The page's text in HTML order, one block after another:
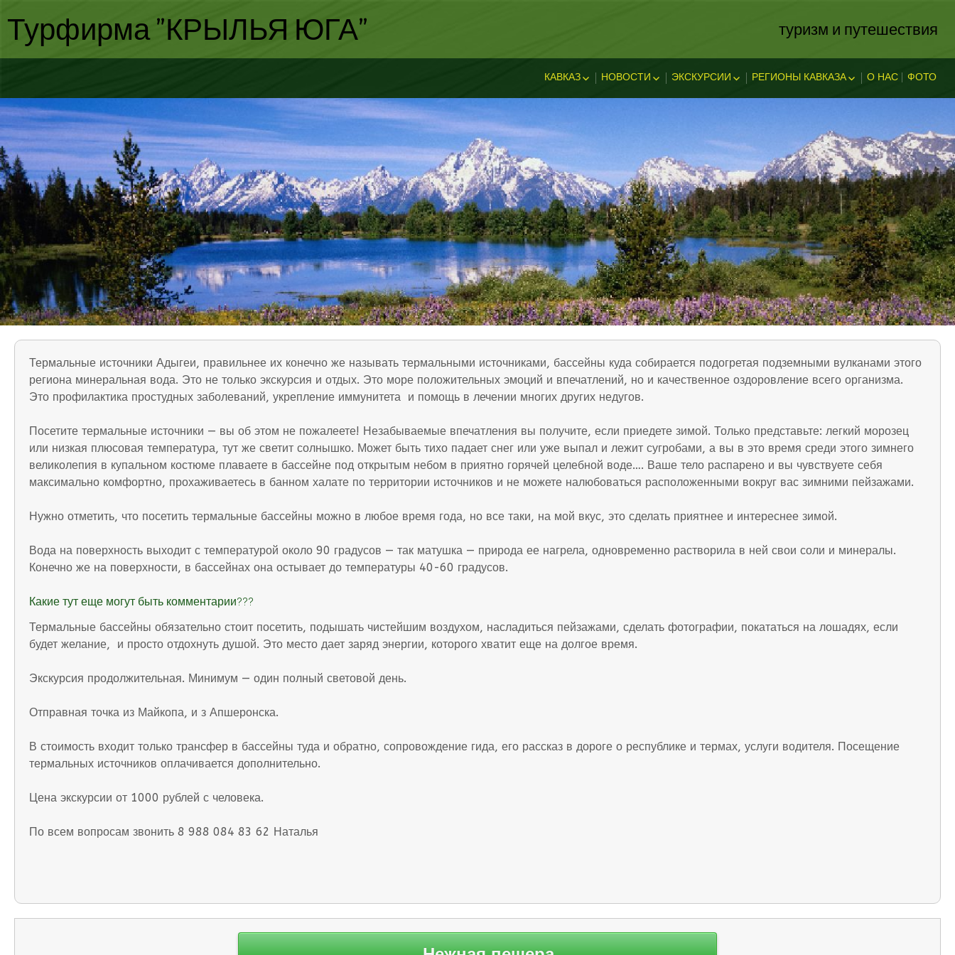
Турфирма "КРЫЛЬЯ ЮГА" туризм и путешествия
КАВКАЗ
ДОСТОПРИМЕЧАТЕЛЬНОСТ
КАВКАЗСКИЕ МИНЕРАЛЬНЫЕ
НОВОСТИ ЭКСКУРСИИ РЕГИОНЫ КАВКАЗА
ЛЕГЕНДЫ АДЫГЕИ
ДАГЕСТАН
ИНГУШЕТИЯ
КУБАНЬ
КАБАРДИНО-БАЛКАРИЯ
КАРАЧАЕВО-ЧЕРКЕССИЯ
ОСЕТИЯ
О НАС ФОТО
Термальные источники Адыгеи, правильнее их конечно же называть термальными источниками, бассейны куда собирается подогретая подземными вулканами этого
региона минеральная вода. Это не только экскурсия и отдых. Это море положительных эмоций и впечатлений, но и качественное оздоровление всего организма.
Это профилактика простудных заболеваний, укрепление иммунитета и помощь в лечении многих других недугов.
Посетите термальные источники — вы об этом не пожалеете! Незабываемые впечатления вы получите, если приедете зимой. Только представьте: легкий морозец
или низкая плюсовая температура, тут же светит солнышко. Может быть тихо падает снег или уже выпал и лежит сугробами, а вы в это время среди этого зимнего
великолепия в купальном костюме плаваете в бассейне под открытым небом в приятно горячей целебной воде…. Ваше тело распарено и вы чувствуете себя
максимально комфортно, прохаживаетесь в банном халате по территории источников и не можете налюбоваться расположенными вокруг вас зимними пейзажами.
Нужно отметить, что посетить термальные бассейны можно в любое время года, но все таки, на мой вкус, это сделать приятнее и интереснее зимой.
Вода на поверхность выходит с температурой около 90 градусов — так матушка — природа ее нагрела, одновременно растворила в ней свои соли и минералы.
Конечно же на поверхности, в бассейнах она остывает до температуры 40-60 градусов.
Какие тут еще могут быть комментарии???
Термальные бассейны обязательно стоит посетить, подышать чистейшим воздухом, насладиться пейзажами, сделать фотографии, покататься на лошадях, если
будет желание, и просто отдохнуть душой. Это место дает заряд энергии, которого хватит еще на долгое время.
Экскурсия продолжительная. Минимум — один полный световой день.
Отправная точка из Майкопа, и з Апшеронска.
В стоимость входит только трансфер в бассейны туда и обратно, сопровождение гида, его рассказ в дороге о республике и термах, услуги водителя. Посещение
термальных источников оплачивается дополнительно.
Цена экскурсии от 1000 рублей с человека.
По всем вопросам звонить 8 988 084 83 62 Наталья